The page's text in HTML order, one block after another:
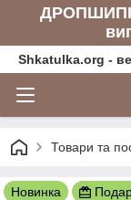
Shkatulka.org -
Товари та
Новинка